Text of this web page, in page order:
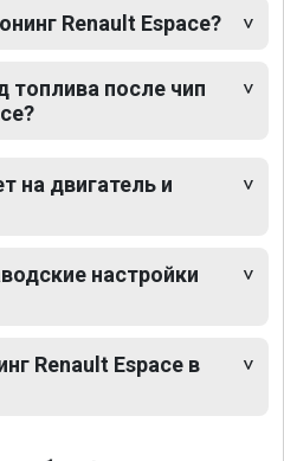
Renault Espace?
топлива после чип
на двигатель и
настройки
Renault Espace в